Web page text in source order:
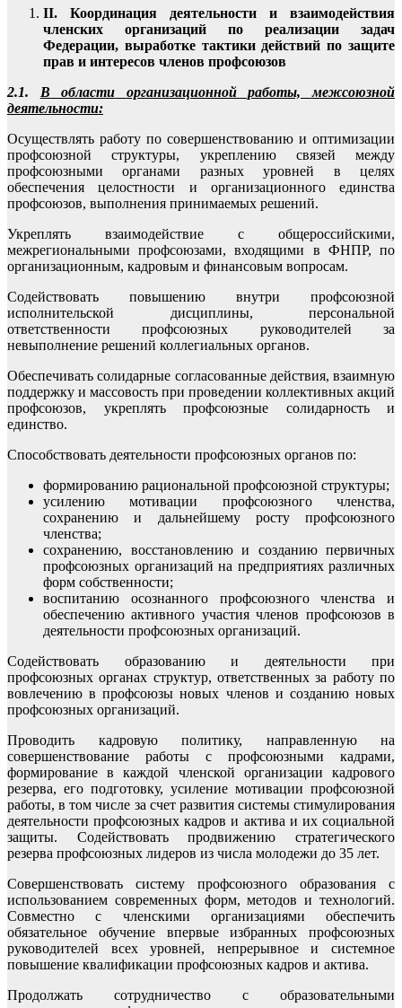
II. Координация деятельности и взаимодействия
членских организаций по реализации задач
Федерации, выработке тактики действий по защите
прав и интересов членов профсоюзов
2.1. В области
организационной работы, межсоюзной
деятельности:
Осуществлять работу по совершенствованию и оптимизации
профсоюзной структуры, укреплению связей между
профсоюзными органами разных уровней в целях
обеспечения целостности и организационного единства
профсоюзов, выполнения принимаемых решений.
Укреплять взаимодействие с общероссийскими,
межрегиональными профсоюзами, входящими в ФНПР, по
организационным, кадровым и финансовым вопросам.
Содействовать повышению внутри профсоюзной
исполнительской дисциплины, персональной
ответственности профсоюзных руководителей за
невыполнение решений коллегиальных органов.
Обеспечивать солидарные согласованные действия, взаимную
поддержку и массовость при проведении коллективных акций
профсоюзов, укреплять профсоюзные солидарность и
единство.
Способствовать деятельности профсоюзных органов по:
формированию рациональной профсоюзной структуры;
усилению мотивации профсоюзного членства,
сохранению и дальнейшему росту профсоюзного
членства;
сохранению, восстановлению и созданию первичных
профсоюзных организаций на предприятиях различных
форм собственности;
воспитанию осознанного профсоюзного членства и
обеспечению активного участия членов профсоюзов в
деятельности профсоюзных организаций.
Содействовать образованию и деятельности при
профсоюзных органах структур, ответственных за работу по
вовлечению в профсоюзы новых членов и созданию новых
профсоюзных организаций.
Проводить кадровую политику, направленную на
совершенствование работы с профсоюзными кадрами,
формирование в каждой членской организации кадрового
резерва, его подготовку, усиление мотивации профсоюзной
работы, в том числе за счет развития системы стимулирования
деятельности профсоюзных кадров и актива и их социальной
защиты. Содействовать продвижению стратегического
резерва профсоюзных лидеров из числа молодежи до 35 лет.
Совершенствовать систему профсоюзного образования с
использованием современных форм, методов и технологий.
Совместно с членскими организациями обеспечить
обязательное обучение впервые избранных профсоюзных
руководителей всех уровней, непрерывное и системное
повышение квалификации профсоюзных кадров и актива.
Продолжать сотрудничество с образовательными